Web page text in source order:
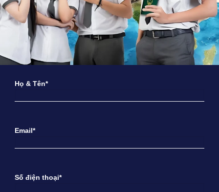
Họ & Tên*
Email*
Số điện thoại*